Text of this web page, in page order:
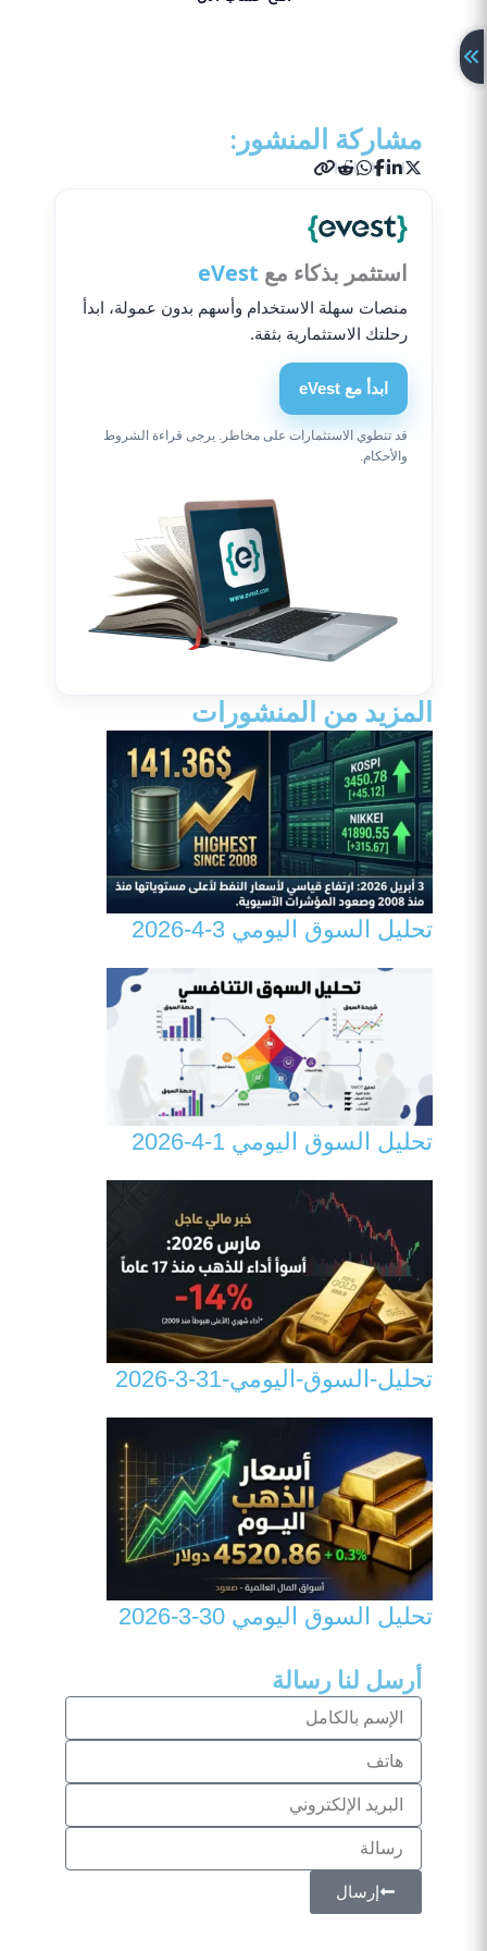
مشاركة المنشور:
استثمر بذكاء مع eVest
منصات سهلة الاستخدام وأسهم بدون عمولة، ابدأ
رحلتك الاستثمارية بثقة.
ابدأ مع eVest
قد تنطوي الاستثمارات على مخاطر. يرجى قراءة الشروط
والأحكام.
المزيد من المنشورات
تحليل السوق اليومي 3-4-2026
تحليل السوق اليومي 1-4-2026
تحليل-السوق-اليومي-31-3-2026
تحليل السوق اليومي 30-3-2026
أرسل لنا رسالة
الإسم
بالكامل
هاتف
البريد
الإلكتروني
رسالة
إرسال